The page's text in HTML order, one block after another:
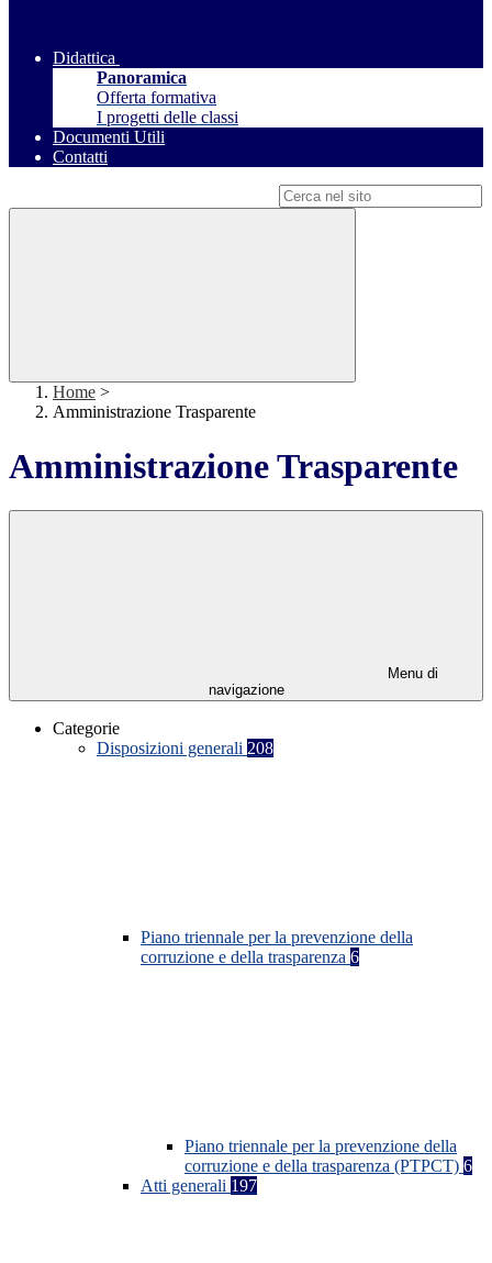
Didattica
Panoramica
Offerta formativa
I progetti delle classi
Documenti Utili
Contatti
Home >
Amministrazione Trasparente
Amministrazione Trasparente
Menu di
navigazione
Categorie
Disposizioni generali 208
Piano triennale per la prevenzione della
corruzione e della trasparenza 6
Piano triennale per la prevenzione della
corruzione e della trasparenza (PTPCT) 6
Atti generali 197